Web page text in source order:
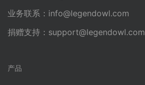
业务联系： info@legendowl.com
捐赠支持： support@legendowl.com
产品